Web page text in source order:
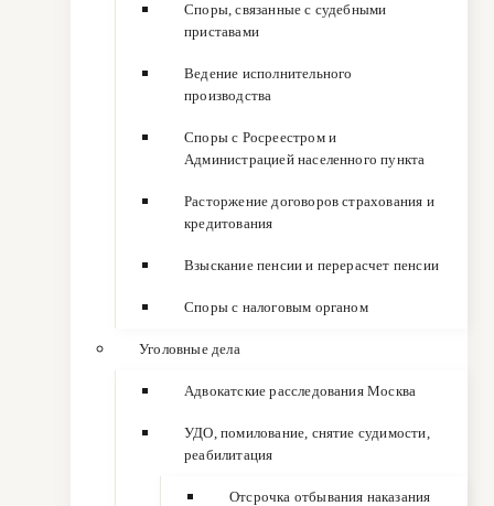
Споры, связанные с судебными
приставами
Ведение исполнительного
производства
Споры с Росреестром и
Администрацией населенного пункта
Расторжение договоров страхования и
кредитования
Взыскание пенсии и перерасчет пенсии
Споры с налоговым органом
Уголовные дела
Адвокатские расследования Москва
УДО, помилование, снятие судимости,
реабилитация
Отсрочка отбывания наказания